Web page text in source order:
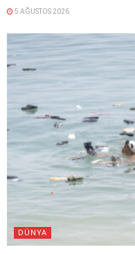
5 AĞUSTOS 2026
DÜNYA